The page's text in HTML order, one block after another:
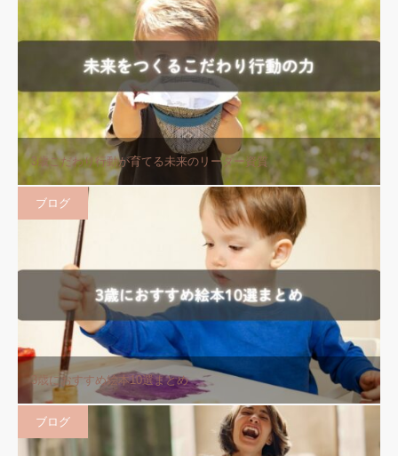
3歳こだわり行動が育てる未来のリーダー資質
ブログ
3歳におすすめ絵本10選まとめ
ブログ